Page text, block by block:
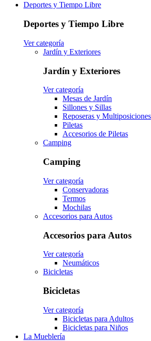
Deportes y Tiempo Libre
Deportes y Tiempo Libre
Ver categoría
Jardín y Exteriores
Jardín y Exteriores
Ver categoría
Mesas de Jardín
Sillones y Sillas
Reposeras y Multiposiciones
Piletas
Accesorios de Piletas
Camping
Camping
Ver categoría
Conservadoras
Termos
Mochilas
Accesorios para Autos
Accesorios para Autos
Ver categoría
Neumáticos
Bicicletas
Bicicletas
Ver categoría
Bicicletas para Adultos
Bicicletas para Niños
La Mueblería